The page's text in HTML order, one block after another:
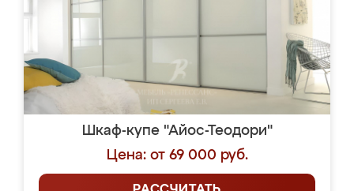
Шкаф-купе "Айос-Теодори"
Цена: от 69 000 руб.